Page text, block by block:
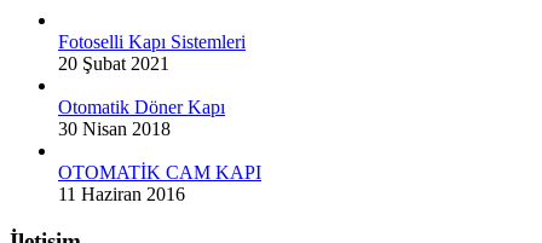
Fotoselli Kapı Sistemleri
20 Şubat 2021
Otomatik Döner Kapı
30 Nisan 2018
OTOMATİK CAM KAPI
11 Haziran 2016